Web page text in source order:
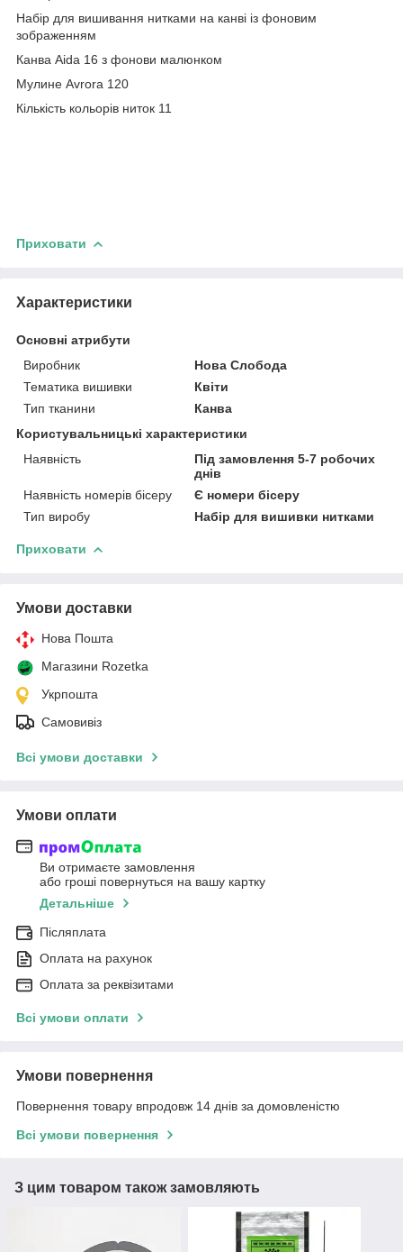
Набір для вишивання нитками на канві із фоновим
зображенням
Канва Aida 16 з фонови малюнком
Мулине Avrora 120
Кількість кольорів ниток 11
Приховати
Характеристики
Основні атрибути
Виробник
Нова Слобода
Тематика вишивки
Квіти
Тип тканини
Канва
Користувальницькі характеристики
Наявність
Під замовлення 5-7 робочих
днів
Наявність номерів бісеру
Є номери бісеру
Тип виробу
Набір для вишивки нитками
Приховати
Умови доставки
Нова Пошта
Магазини Rozetka
Укрпошта
Самовивіз
Всі умови доставки
Умови оплати
Ви отримаєте замовлення
або гроші повернуться на вашу картку
Детальніше
Післяплата
Оплата на рахунок
Оплата за реквізитами
Всі умови оплати
Умови повернення
Повернення товару впродовж 14 днів за домовленістю
Всі умови повернення
З цим товаром також замовляють